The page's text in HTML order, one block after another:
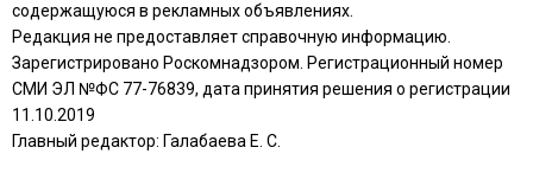
содержащуюся в рекламных объявлениях.
Редакция не предоставляет справочную информацию.
Зарегистрировано Роскомнадзором. Регистрационный номер
СМИ ЭЛ №ФС 77-76839, дата принятия решения о регистрации
11.10.2019
Главный редактор: Галабаева Е. С.